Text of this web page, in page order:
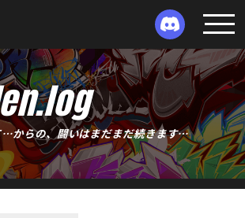
…からの、闘いはまだまだ続きます…